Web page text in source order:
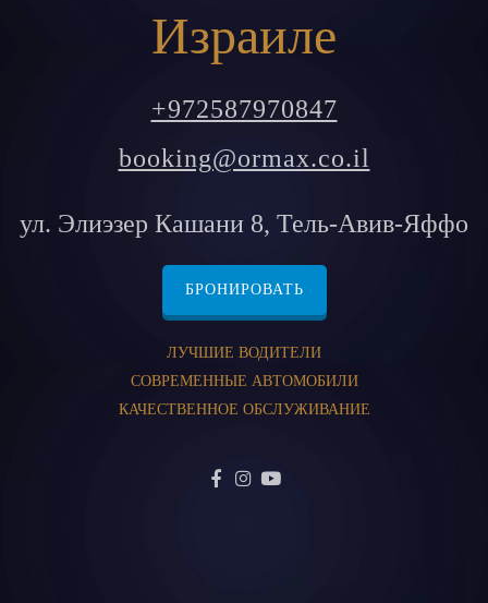
Израиле
+972587970847
booking@ormax.co.il
ул. Элиэзер Кашани 8, Тель-Авив-Яффо
БРОНИРОВАТЬ
ЛУЧШИЕ ВОДИТЕЛИ
СОВРЕМЕННЫЕ АВТОМОБИЛИ
КАЧЕСТВЕННОЕ ОБСЛУЖИВАНИЕ